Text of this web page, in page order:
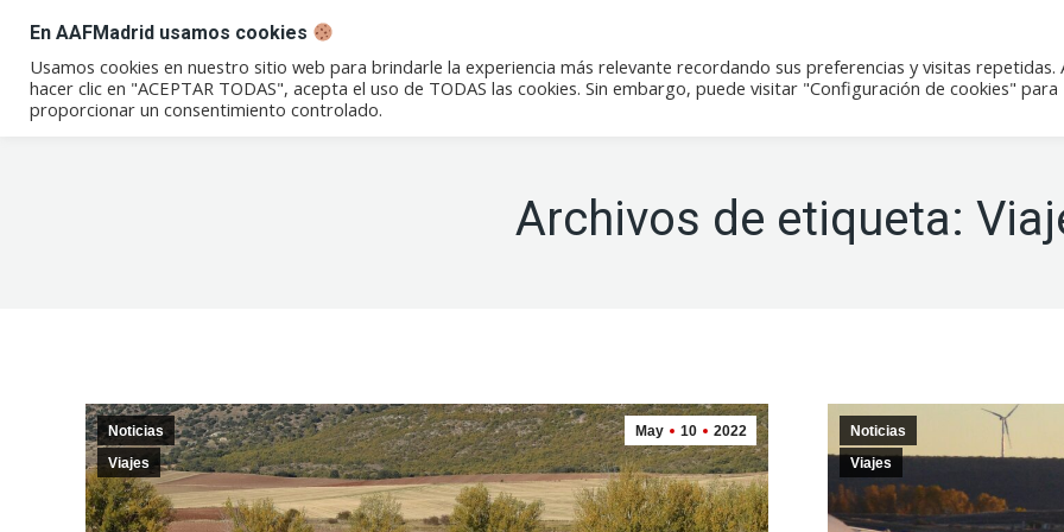
Conócenos Eventos Noticias Actividades Tienda Contacto
Archivos de etiqueta:
May 10 2022
Noticias
Viajes
Noticias
Viajes
En AAFMadrid usamos cookies
Usamos cookies en nuestro sitio web para brindarle la experiencia más relevante recordando sus preferencias y visitas repetidas.
hacer clic en "ACEPTAR TODAS", acepta el uso de TODAS las cookies. Sin embargo, puede visitar "Configuración de cookies" para
proporcionar un consentimiento controlado.